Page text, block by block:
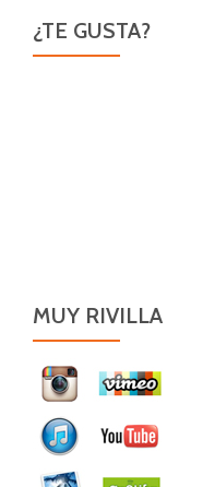
¿TE GUSTA?
MUY RIVILLA